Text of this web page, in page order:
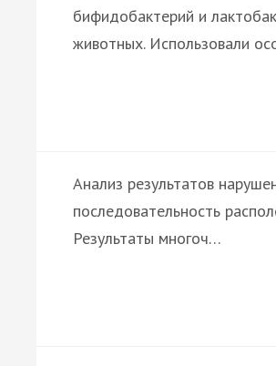
бифидобактерий и
животных. Использовали
Анализ результатов
последовательность
Результаты многоч…